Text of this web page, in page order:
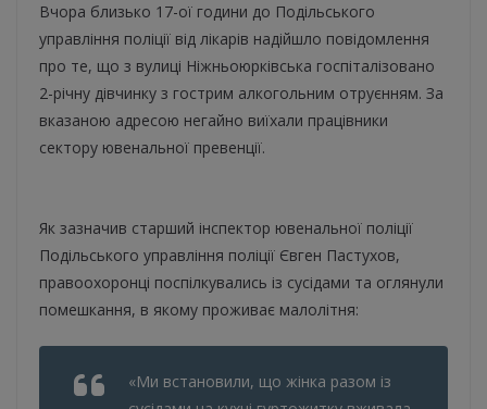
Вчора близько 17-ої години до Подільського
управління поліції від лікарів надійшло повідомлення
про те, що з вулиці Ніжньоюрківська госпіталізовано
2-річну дівчинку з гострим алкогольним отруєнням. За
вказаною адресою негайно виїхали працівники
сектору ювенальної превенції.
Як зазначив старший інспектор ювенальної поліції
Подільського управління поліції Євген Пастухов,
правоохоронці поспілкувались із сусідами та оглянули
помешкання, в якому проживає малолітня:
«Ми встановили, що жінка разом із